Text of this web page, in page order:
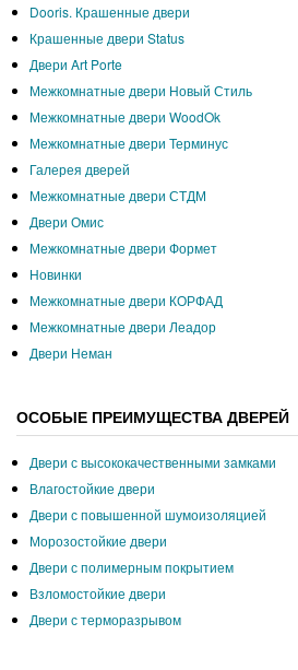
Dooris. Крашенные двери
Крашенные двери Status
Двери Art Porte
Межкомнатные двери Новый Стиль
Межкомнатные двери WoodOk
Межкомнатные двери Терминус
Галерея дверей
Межкомнатные двери СТДМ
Двери Омис
Межкомнатные двери Формет
Новинки
Межкомнатные двери КОРФАД
Межкомнатные двери Леадор
Двери Неман
ОСОБЫЕ ПРЕИМУЩЕСТВА ДВЕРЕЙ
Двери с высококачественными замками
Влагостойкие двери
Двери с повышенной шумоизоляцией
Морозостойкие двери
Двери с полимерным покрытием
Взломостойкие двери
Двери с терморазрывом